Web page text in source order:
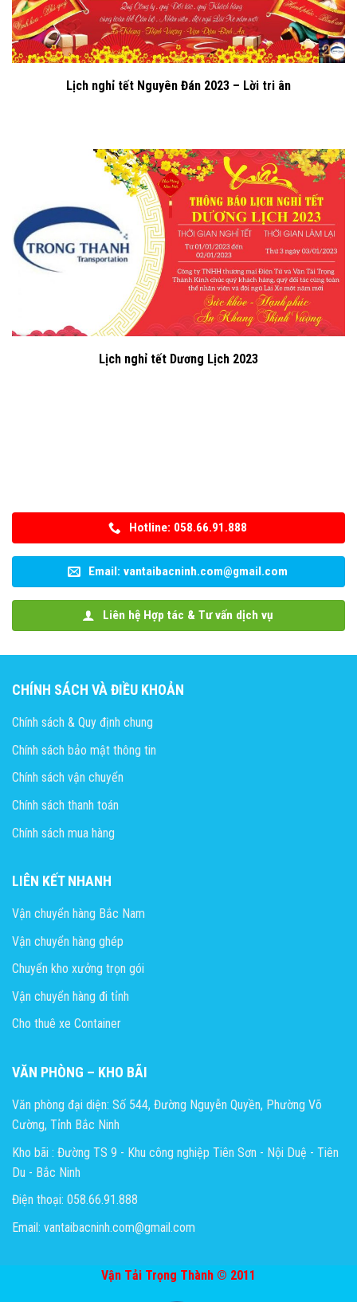
Lịch nghỉ tết Nguyên Đán 2023 – Lời tri ân
Lịch nghỉ tết Dương Lịch 2023
Hotline: 058.66.91.888
Email: vantaibacninh.com@gmail.com
Liên hệ Hợp tác & Tư vấn dịch vụ
CHÍNH SÁCH VÀ ĐIỀU KHOẢN
Chính sách & Quy định chung
Chính sách bảo mật thông tin
Chính sách vận chuyển
Chính sách thanh toán
Chính sách mua hàng
LIÊN KẾT NHANH
Vận chuyển hàng Bắc Nam
Vận chuyển hàng ghép
Chuyển kho xưởng trọn gói
Vận chuyển hàng đi tỉnh
Cho thuê xe Container
VĂN PHÒNG – KHO BÃI
Văn phòng đại diện: Số 544, Đường Nguyễn Quyền, Phường Võ
Cường, Tỉnh Bắc Ninh
Kho bãi : Đường TS 9 - Khu công nghiệp Tiên Sơn - Nội Duệ - Tiên
Du - Bắc Ninh
Điện thoại: 058.66.91.888
Email: vantaibacninh.com@gmail.com
Vận Tải Trọng Thành © 2011